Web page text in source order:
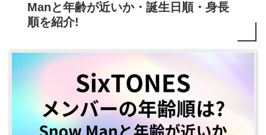
Manと年齢が近いか・誕生日順・身長
順を紹介!